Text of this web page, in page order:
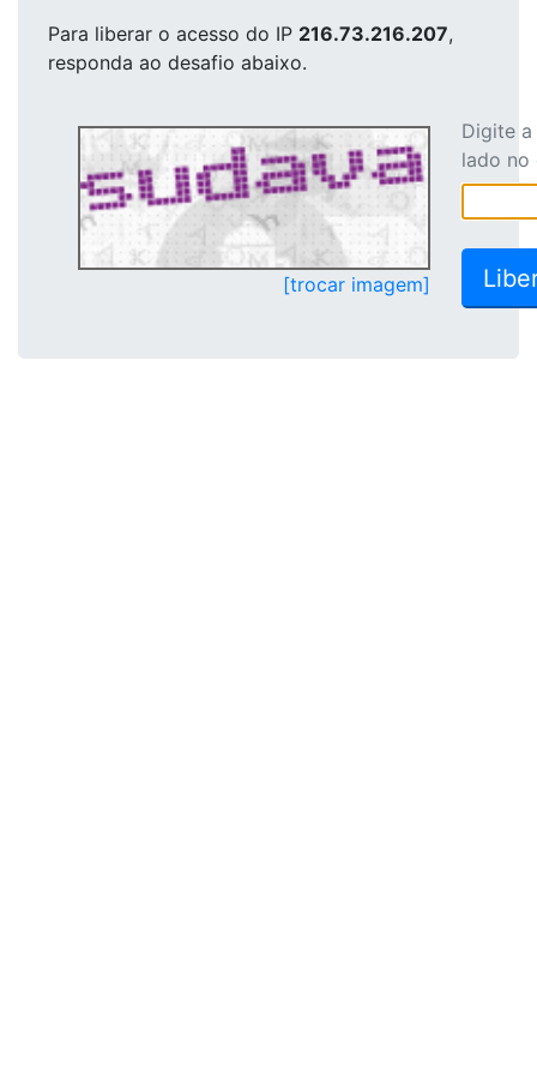
Para liberar o acesso do IP 216.73.216.207,
responda ao desafio abaixo.
[trocar imagem]
Digite
lado no